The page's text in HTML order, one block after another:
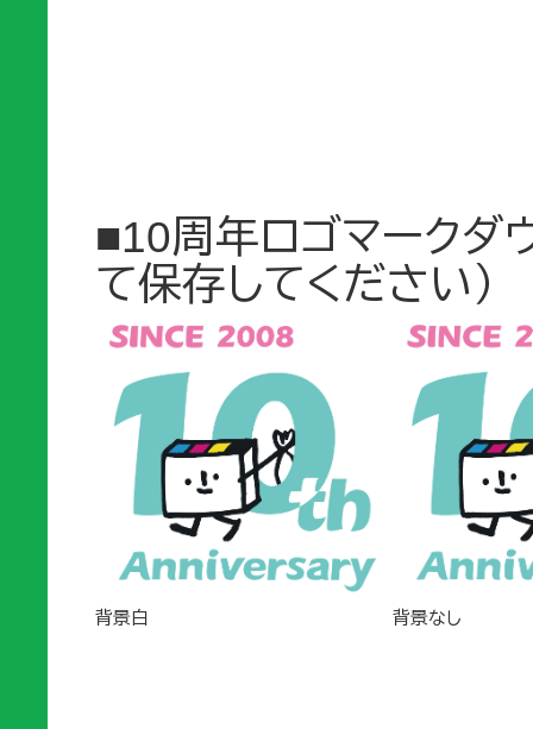
■10周年ロゴマークダ
て保存してください）
背景白 背景なし